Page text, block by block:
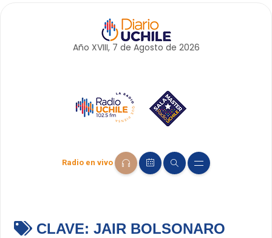
Año XVIII, 7 de Agosto de 2026
Radio en vivo
CLAVE: JAIR BOLSONARO